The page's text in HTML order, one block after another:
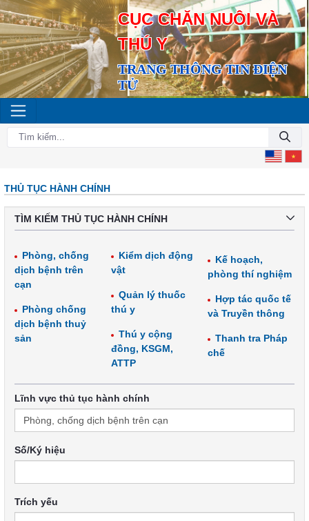
CỤC CHĂN NUÔI VÀ
THÚ Y
TRANG THÔNG TIN ĐIỆN
TỬ
THỦ TỤC HÀNH CHÍNH
TÌM KIẾM THỦ TỤC HÀNH CHÍNH
Phòng, chống
dịch bệnh trên
cạn
Phòng chống
dịch bệnh thuỷ
sản
Kiểm dịch động
vật
Quản lý thuốc
thú y
Thú y cộng
đồng, KSGM,
ATTP
Kế hoạch,
phòng thí nghiệm
Hợp tác quốc tế
và Truyền thông
Thanh tra Pháp
chế
Lĩnh vực thủ tục hành chính
Số/Ký hiệu
Trích yếu